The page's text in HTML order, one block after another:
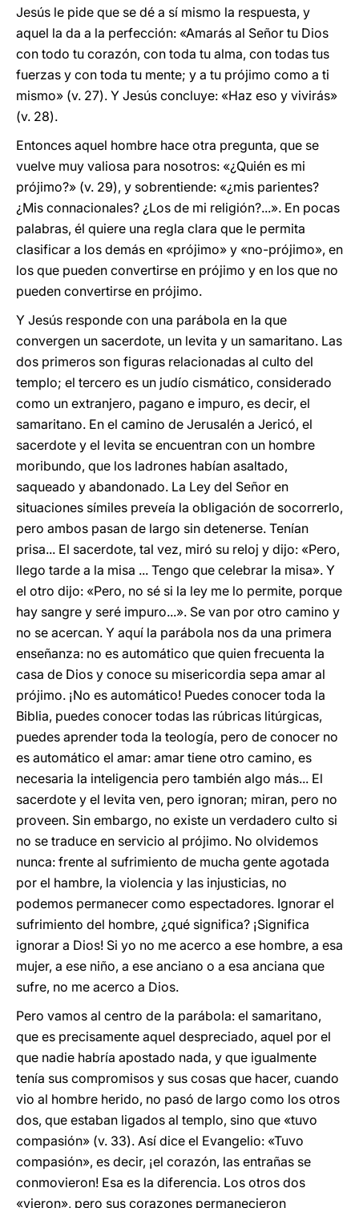
Jesús le pide que se dé a sí mismo la respuesta, y
aquel la da a la perfección: «Amarás al Señor tu Dios
con todo tu corazón, con toda tu alma, con todas tus
fuerzas y con toda tu mente; y a tu prójimo como a ti
mismo» (v. 27). Y Jesús concluye: «Haz eso y vivirás»
(v. 28).
Entonces aquel hombre hace otra pregunta, que se
vuelve muy valiosa para nosotros: «¿Quién es mi
prójimo?» (v. 29), y sobrentiende: «¿mis parientes?
¿Mis connacionales? ¿Los de mi religión?...». En pocas
palabras, él quiere una regla clara que le permita
clasificar a los demás en «prójimo» y «no-prójimo», en
los que pueden convertirse en prójimo y en los que no
pueden convertirse en prójimo.
Y Jesús responde con una parábola en la que
convergen un sacerdote, un levita y un samaritano. Las
dos primeros son figuras relacionadas al culto del
templo; el tercero es un judío cismático, considerado
como un extranjero, pagano e impuro, es decir, el
samaritano. En el camino de Jerusalén a Jericó, el
sacerdote y el levita se encuentran con un hombre
moribundo, que los ladrones habían asaltado,
saqueado y abandonado. La Ley del Señor en
situaciones símiles preveía la obligación de socorrerlo,
pero ambos pasan de largo sin detenerse. Tenían
prisa... El sacerdote, tal vez, miró su reloj y dijo: «Pero,
llego tarde a la misa ... Tengo que celebrar la misa». Y
el otro dijo: «Pero, no sé si la ley me lo permite, porque
hay sangre y seré impuro...». Se van por otro camino y
no se acercan. Y aquí la parábola nos da una primera
enseñanza: no es automático que quien frecuenta la
casa de Dios y conoce su misericordia sepa amar al
prójimo. ¡No es automático! Puedes conocer toda la
Biblia, puedes conocer todas las rúbricas litúrgicas,
puedes aprender toda la teología, pero de conocer no
es automático el amar: amar tiene otro camino, es
necesaria la inteligencia pero también algo más... El
sacerdote y el levita ven, pero ignoran; miran, pero no
proveen. Sin embargo, no existe un verdadero culto si
no se traduce en servicio al prójimo. No olvidemos
nunca: frente al sufrimiento de mucha gente agotada
por el hambre, la violencia y las injusticias, no
podemos permanecer como espectadores. Ignorar el
sufrimiento del hombre, ¿qué significa? ¡Significa
ignorar a Dios! Si yo no me acerco a ese hombre, a esa
mujer, a ese niño, a ese anciano o a esa anciana que
sufre, no me acerco a Dios.
Pero vamos al centro de la parábola: el samaritano,
que es precisamente aquel despreciado, aquel por el
que nadie habría apostado nada, y que igualmente
tenía sus compromisos y sus cosas que hacer, cuando
vio al hombre herido, no pasó de largo como los otros
dos, que estaban ligados al templo, sino que «tuvo
compasión» (v. 33). Así dice el Evangelio: «Tuvo
compasión», es decir, ¡el corazón, las entrañas se
conmovieron! Esa es la diferencia. Los otros dos
«vieron», pero sus corazones permanecieron